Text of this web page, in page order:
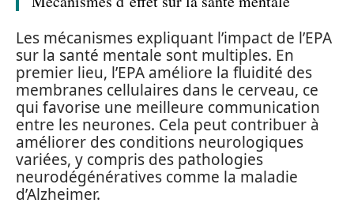
Les mécanismes expliquant l’impact de l’EPA
sur la santé mentale sont multiples. En
premier lieu, l’EPA améliore la fluidité des
membranes cellulaires dans le cerveau, ce
qui favorise une meilleure communication
entre les neurones. Cela peut contribuer à
améliorer des conditions neurologiques
variées, y compris des pathologies
neurodégénératives comme la maladie
d’Alzheimer.